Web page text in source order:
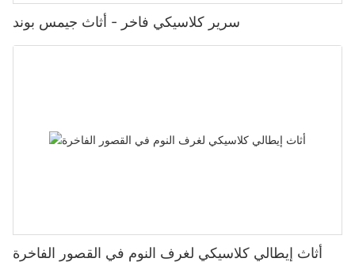
سرير كلاسيكي فاخر - أثاث جيمس بوند
أثاث إيطالي كلاسيكي لغرف النوم في القصور الفاخرة